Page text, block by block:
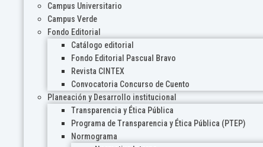
Campus Universitario
Campus Verde
Fondo Editorial
Catálogo editorial
Fondo Editorial Pascual Bravo
Revista CINTEX
Convocatoria Concurso de Cuento
Planeación y Desarrollo institucional
Transparencia y Ética Pública
Programa de Transparencia y Ética Pública (PTEP)
Normograma